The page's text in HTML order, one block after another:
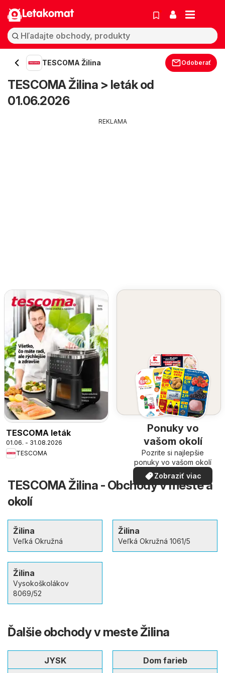
Letakomat
TESCOMA Žilina Odoberať
TESCOMA Žilina > leták od
01.06.2026
REKLAMA
TESCOMA leták
01.06. - 31.08.2026
TESCOMA
Ponuky vo
vašom okolí
Pozrite si najlepšie
ponuky vo vašom okolí
Zobraziť viac
TESCOMA Žilina - Obchody v meste a
okolí
Žilina
Veľká Okružná
Žilina
Veľká Okružná 1061/5
Žilina
Vysokoškolákov
8069/52
Ďalšie obchody v meste Žilina
JYSK
Dom farieb